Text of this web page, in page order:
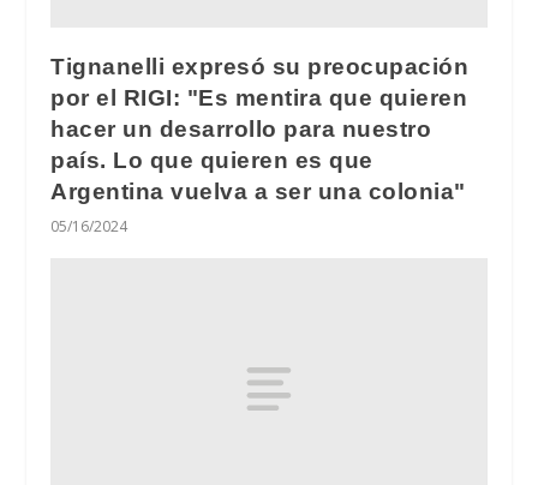
Tignanelli expresó su preocupación
por el RIGI: "Es mentira que quieren
hacer un desarrollo para nuestro
país. Lo que quieren es que
Argentina vuelva a ser una colonia"
05/16/2024